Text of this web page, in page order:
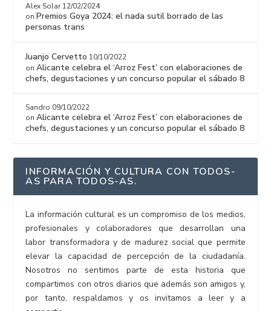
Alex Solar 12/02/2024
on Premios Goya 2024: el nada sutil borrado de las
personas trans
Juanjo Cervetto 10/10/2022
onAlicante celebra el ‘Arroz Fest’ con elaboraciones de
chefs, degustaciones y un concurso popular el sábado 8
Sandro 09/10/2022
onAlicante celebra el ‘Arroz Fest’ con elaboraciones de
chefs, degustaciones y un concurso popular el sábado 8
INFORMACIÓN Y CULTURA CON TODOS-
AS PARA TODOS-AS.
La información cultural es un compromiso de los medios,
profesionales y colaboradores que desarrollan una
labor transformadora y de madurez social que permite
elevar la capacidad de percepción de la ciudadanía.
Nosotros no sentimos parte de esta historia que
compartimos con otros diarios que además son amigos y,
por tanto, respaldamos y os invitamos a leer y a